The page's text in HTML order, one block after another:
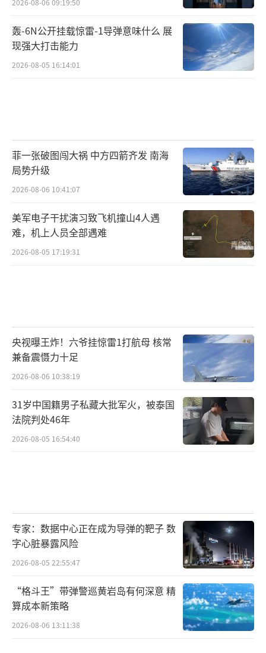
2026-08-06 09:19:50
轰-6N公开挂载惊雷-1导弹意味什么 展
现强大打击能力
2026-08-05 16:14:01
菲一张破图闯大祸 中方四箭齐发 南海
局势升级
2026-08-06 10:41:07
美军电子干扰演习致飞机撞山4人遇
难，机上人员全部遇难
2026-08-05 17:19:31
央视曝王炸！六爷挂惊雷1打航母 核常
兼备震慑力十足
2026-08-06 10:38:19
31岁中国籍男子私藏大批军火，被泰国
法院判处46年
2026-08-05 16:54:40
专家：数据中心正在成为导弹的靶子 数
字心脏暴露风险
2026-08-05 22:55:47
“格斗王”带弹警巡黄岩岛有何深意 精
算成本新策略
2026-08-06 13:11:38